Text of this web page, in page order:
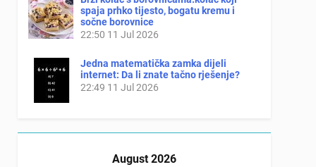
spaja prhko tijesto, bogatu kremu i
sočne borovnice
22:50 11 Jul 2026
Jedna matematička zamka dijeli
internet: Da li znate tačno rješenje?
22:49 11 Jul 2026
August 2026